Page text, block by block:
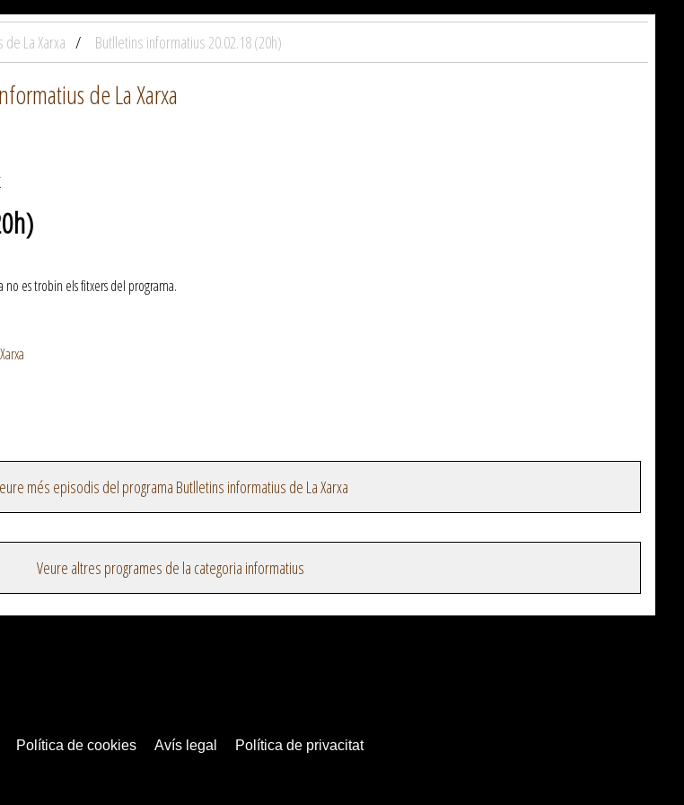
La Xarxa Butlletins informatius 20.02.18 (20h)
de La Xarxa
no es trobin els fitxers del programa.
més episodis del programa Butlletins informatius de La Xarxa
Veure altres programes de la categoria informatius
Política de cookies Avís legal Política de privacitat